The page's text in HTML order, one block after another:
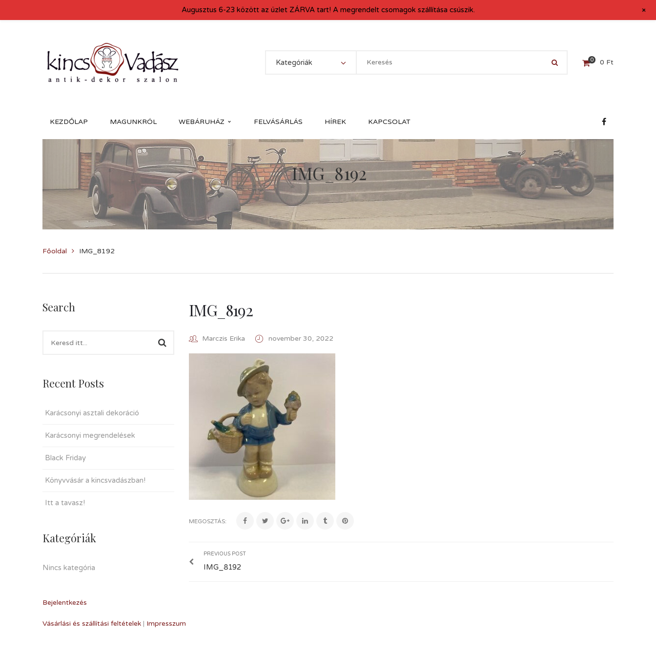
Kategóriák 0 0 Ft
KEZDŐLAP MAGUNKRÓL WEBÁRUHÁZ FELVÁSÁRLÁS HÍREK KAPCSOLAT
IMG_8192
Főoldal IMG_8192
Search
Recent Posts
Karácsonyi asztali dekoráció
Karácsonyi megrendelések
Black Friday
Könyvvásár a kincsvadászban!
Itt a tavasz!
Kategóriák
Nincs kategória
Bejelentkezés
IMG_8192
Marczis Erika november 30, 2022
MEGOSZTÁS:
PREVIOUS POST
IMG_8192
Vásárlási és szállítási feltételek | Impresszum
Augusztus 6-23 között az üzlet ZÁRVA tart! A megrendelt csomagok szállítása csúszik. +